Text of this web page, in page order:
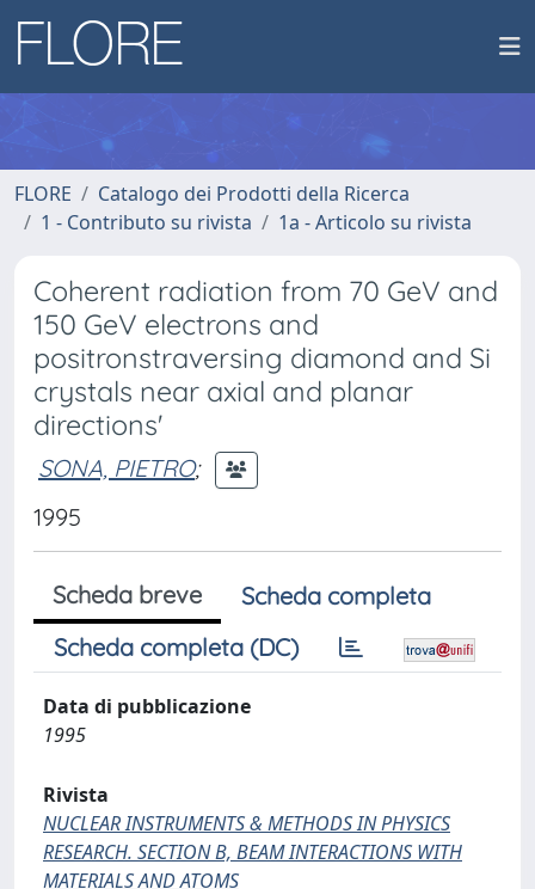
FLORE
Catalogo dei Prodotti della Ricerca
1 - Contributo su rivista
1a - Articolo su rivista
Coherent radiation from 70 GeV and
150 GeV electrons and
positronstraversing diamond and Si
crystals near axial and planar
directions'
SONA, PIETRO;
1995
Scheda breve
Scheda completa
Scheda completa (DC)
Data di pubblicazione
1995
Rivista
NUCLEAR INSTRUMENTS & METHODS IN PHYSICS
RESEARCH. SECTION B, BEAM INTERACTIONS WITH
MATERIALS AND ATOMS